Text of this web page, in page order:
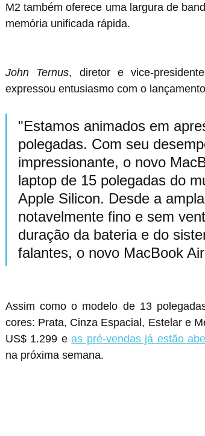
M2 também oferece uma largura de
memória unificada rápida.
John Ternus, diretor e vice-
expressou entusiasmo com o
"Estamos animados em
polegadas. Com seu
impressionante, o novo
laptop de 15 polegadas do
Apple Silicon. Desde a
notavelmente fino e sem
duração da bateria e do
falantes, o novo MacBook
Assim como o modelo de 13
cores: Prata, Cinza Espacial, Estelar e
US$ 1.299 e as pré-vendas já estão
na próxima semana.